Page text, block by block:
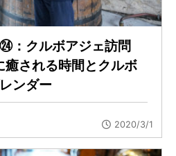
：クルボアジェ訪問
される時間とクルボ
ンダー
2020/3/1